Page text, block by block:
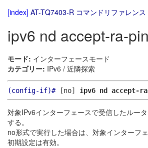
[index] AT-TQ7403-R コマンドリファレン
ipv6 nd accept-ra-
モード: インターフェースモード
カテゴリー: IPv6 / 近隣探索
(config-if)#[no] ipv6 nd accept-
対象IPv6インターフェースで受信したルー
する。
no形式で実行した場合は、対象インターフ
初期設定は有効。